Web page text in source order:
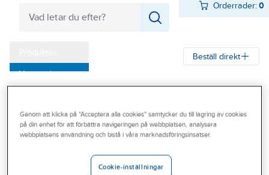
Orderrader:0
Varumärken
Outlet
Branscher
Beställ direkt
SMEDBO
Genom att klicka på "Acceptera alla cookies" samtycker du till lagring av cookies
på din enhet för att förbättra navigeringen på webbplatsen, analysera
webbplatsens användning och bistå i våra marknadsföringsinsatser.
Cookie-inställningar